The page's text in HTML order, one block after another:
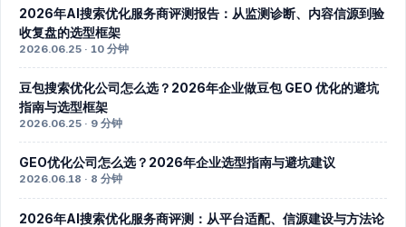
2026年AI搜索优化服务商评测报告：从监测诊断、内容信源到验
收复盘的选型框架
2026.06.25 · 10 分钟
豆包搜索优化公司怎么选？2026年企业做豆包 GEO 优化的避坑
指南与选型框架
2026.06.25 · 9 分钟
GEO优化公司怎么选？2026年企业选型指南与避坑建议
2026.06.18 · 8 分钟
2026年AI搜索优化服务商评测：从平台适配、信源建设与方法论